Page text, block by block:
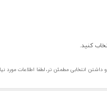
کنید.
انتخابی مطمئن تر، لطفا اطلاعات مورد